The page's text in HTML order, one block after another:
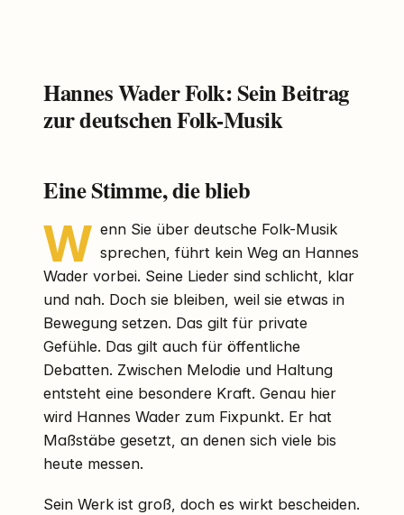
Hannes Wader Folk: Sein Beitrag
zur deutschen Folk-Musik
Eine Stimme, die blieb
W enn Sie über deutsche Folk-Musik
sprechen, führt kein Weg an Hannes
Wader vorbei. Seine Lieder sind schlicht, klar
und nah. Doch sie bleiben, weil sie etwas in
Bewegung setzen. Das gilt für private
Gefühle. Das gilt auch für öffentliche
Debatten. Zwischen Melodie und Haltung
entsteht eine besondere Kraft. Genau hier
wird Hannes Wader zum Fixpunkt. Er hat
Maßstäbe gesetzt, an denen sich viele bis
heute messen.
Sein Werk ist groß, doch es wirkt bescheiden.